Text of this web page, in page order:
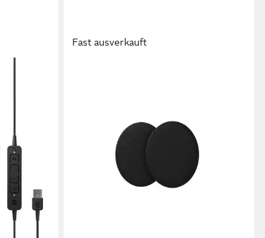
Fast ausverkauft
in 6-7 Werktagen bei dir